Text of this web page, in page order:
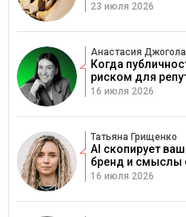
23 июля 2026
Анастасия Джогола
Когда
риском для
16 июля 2026
Татьяна Грищенко
AI скопирует
бренд и смыслы
16 июля 2026